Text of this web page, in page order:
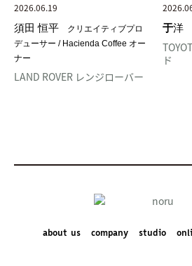
2026.06.19
須田 恒平
クリエイティブプロ
デューサー / Hacienda Coffee オー
ナー
LAND ROVER レンジローバー
于洋
ド
about us company studio